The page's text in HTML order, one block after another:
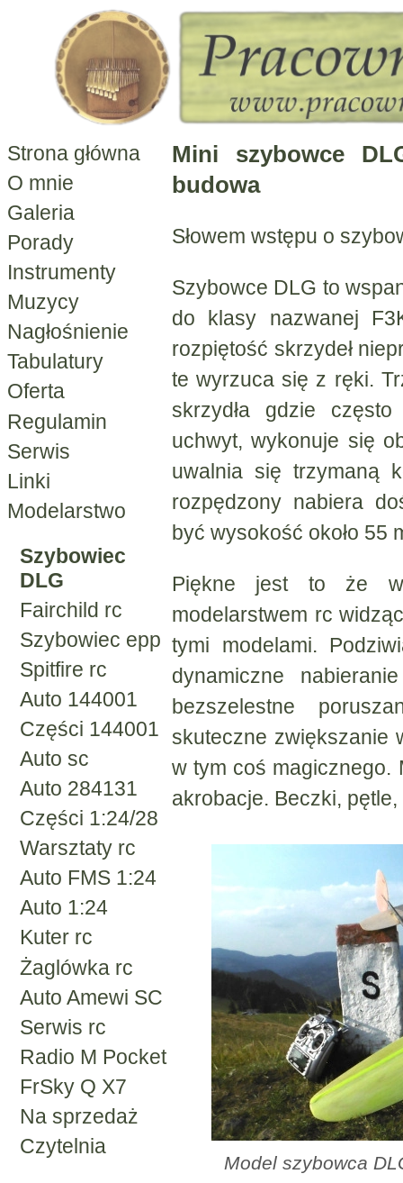
Strona główna
O mnie
Galeria
Porady
Instrumenty
Muzycy
Nagłośnienie
Tabulatury
Oferta
Regulamin
Serwis
Linki
Modelarstwo
Szybowiec
DLG
Fairchild rc
Szybowiec epp
Spitfire rc
Auto 144001
Części 144001
Auto sc
Auto 284131
Części 1:24/28
Warsztaty rc
Auto FMS 1:24
Auto 1:24
Kuter rc
Żaglówka rc
Auto Amewi SC
Serwis rc
Radio M Pocket
FrSky Q X7
Na sprzedaż
Czytelnia
Mini szybowce
budowa
Słowem wstępu o
Szybowce DLG to
do klasy nazwanej
rozpiętość skrzydeł
te wyrzuca się z ręki.
skrzydła gdzie
uchwyt, wykonuje się
uwalnia się trzymaną
rozpędzony nabiera
być wysokość około 55
Piękne jest to że
modelarstwem rc
tymi modelami.
dynamiczne
bezszelestne
skuteczne zwiększanie
w tym coś magicznego.
akrobacje. Beczki,
Model szybowca